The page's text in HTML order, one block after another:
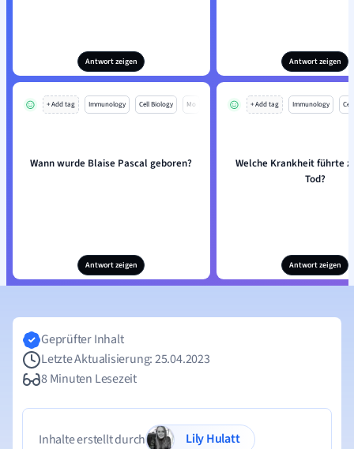
Antwort zeigen Antwort zeigen
+ Add tag Immunology Cell Biology Mo
Wann wurde Blaise Pascal geboren?
Antwort zeigen
+ Add tag Immunology
Welche Krankheit führte
Tod?
Antwort zeigen
Geprüfter Inhalt
Letzte Aktualisierung: 25.04.2023
8 Minuten Lesezeit
Inhalte erstellt durch
Lily Hulatt